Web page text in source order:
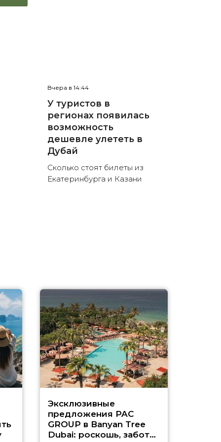
Вчера в 14:44
У туристов в
регионах появилась
возможность
дешевле улететь в
Дубай
Сколько стоят билеты из
Екатеринбурга и Казани
Эксклюзивные
предложения PAC
GROUP в Banyan Tree
Dubai: роскошь, забота